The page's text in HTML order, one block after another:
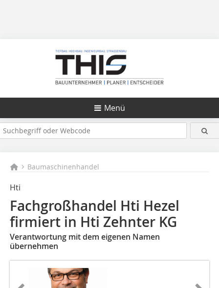
Menü
Baumaschinenhandel
Hti
Fachgroßhandel Hti Hezel
firmiert in Hti Zehnter KG
Verantwortung mit dem eigenen Namen
übernehmen